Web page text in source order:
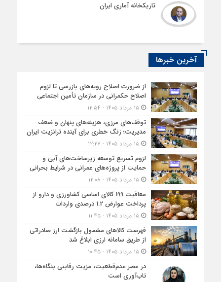
تاریکخانه آماری ایران
آخرین خبرها
از ضرورت اصلاح رویه‌های بازرسی تا لزوم
اصلاح حکمرانی در سازمان تأمین اجتماعی
۱۵ مرداد ۱۴۰۵ - ۱۲:۵۴
توقف‌های مرزی، هزینه‌های پنهان و ضعف
مدیریت؛ زنگ خطری برای آینده ترانزیت ایران
۱۵ مرداد ۱۴۰۵ - ۱۲:۲۷
لزوم تسریع توسعه زیرساخت‌های آبی و
حمایت از پروژه‌های عمرانی در شرایط بحرانی
۱۵ مرداد ۱۴۰۵ - ۱۲:۰۸
معافیت 199 کالای اساسی کشاورزی و دارو از
پرداخت عوارض 1.2 درصدی واردات
۱۵ مرداد ۱۴۰۵ - ۱۱:۴۵
فهرست کالاهای مشمول بازگشت ارز صادراتی
از طریق سامانه ارزی ابلاغ شد
۱۵ مرداد ۱۴۰۵ - ۱۰:۴۵
در عصر عدم‌قطعیت، مزیت رقابتی بنگاه‌ها،
تاب‌آوری است